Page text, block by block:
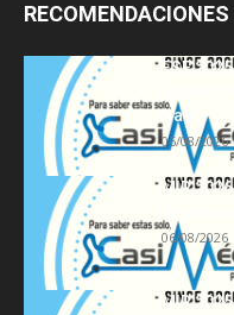
RECOMENDACIONES
FSE
plazas
tras...
06/08/2026
MIR
de
06/08/2026
MIR